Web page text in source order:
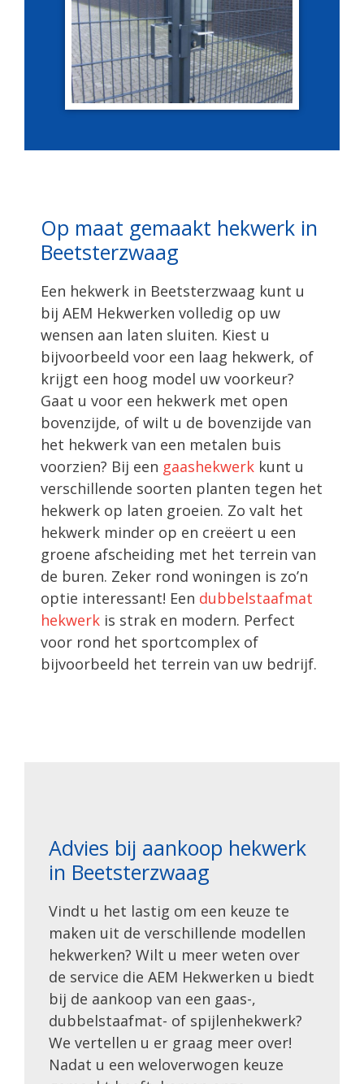
Op maat gemaakt hekwerk in
Beetsterzwaag
Een hekwerk in Beetsterzwaag kunt u
bij AEM Hekwerken volledig op uw
wensen aan laten sluiten. Kiest u
bijvoorbeeld voor een laag hekwerk, of
krijgt een hoog model uw voorkeur?
Gaat u voor een hekwerk met open
bovenzijde, of wilt u de bovenzijde van
het hekwerk van een metalen buis
voorzien? Bij een gaashekwerk kunt u
verschillende soorten planten tegen het
hekwerk op laten groeien. Zo valt het
hekwerk minder op en creëert u een
groene afscheiding met het terrein van
de buren. Zeker rond woningen is zo’n
optie interessant! Een dubbelstaafmat
hekwerk is strak en modern. Perfect
voor rond het sportcomplex of
bijvoorbeeld het terrein van uw bedrijf.
Advies bij aankoop hekwerk
in Beetsterzwaag
Vindt u het lastig om een keuze te
maken uit de verschillende modellen
hekwerken? Wilt u meer weten over
de service die AEM Hekwerken u biedt
bij de aankoop van een gaas-,
dubbelstaafmat- of spijlenhekwerk?
We vertellen u er graag meer over!
Nadat u een weloverwogen keuze